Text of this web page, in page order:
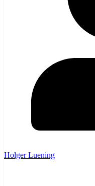
Holger Luening